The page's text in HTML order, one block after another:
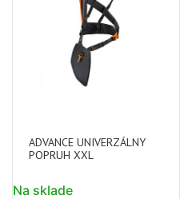
ADVANCE UNIVERZÁLNY
POPRUH XXL
Na sklade